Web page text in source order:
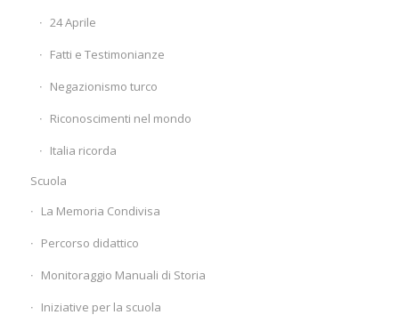
24 Aprile
Fatti e Testimonianze
Negazionismo turco
Riconoscimenti nel mondo
Italia ricorda
Scuola
La Memoria Condivisa
Percorso didattico
Monitoraggio Manuali di Storia
Iniziative per la scuola